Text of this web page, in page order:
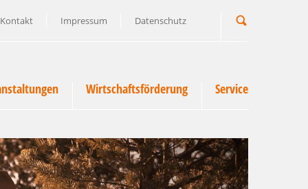
Kontakt Impressum Datenschutz
Wirtschaftsförderung Service